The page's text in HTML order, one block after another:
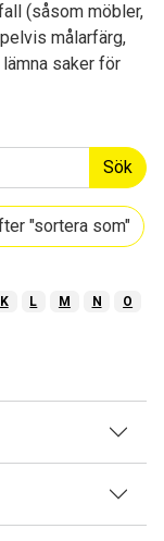
(såsom möbler,
målarfärg,
saker för
Sök
"sortera som"
K L M N
O